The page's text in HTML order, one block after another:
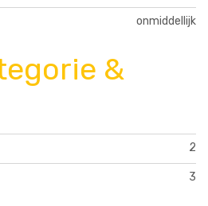
onmiddellijk
&
2
3